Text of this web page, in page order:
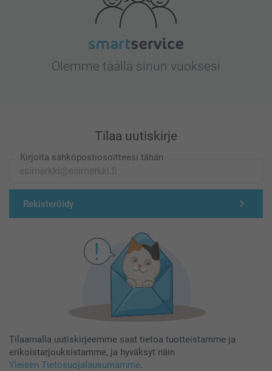
Olemme täällä sinun vuoksesi
Tilaa uutiskirje
Kirjoita sähköpostiosoitteesi tähän
Rekisteröidy
Tilaamalla uutiskirjeemme saat tietoa tuotteistamme ja
erikoistarjouksistamme, ja hyväksyt näin
Yleisen Tietosuojalausumamme.